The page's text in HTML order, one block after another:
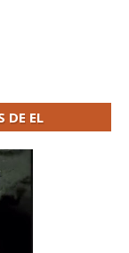
DE EL